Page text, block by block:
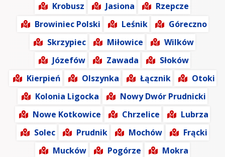
Krobusz
Jasiona
Rzepcze
Browiniec Polski
Leśnik
Góreczno
Skrzypiec
Miłowice
Wilków
Józefów
Zawada
Słoków
Kierpień
Olszynka Łącznik
Otoki
Kolonia Ligocka
Nowy Dwór Prudnicki
Nowe Kotkowice
Chrzelice
Lubrza
Solec
Prudnik Mochów
Frącki
Mucków
Pogórze
Mokra